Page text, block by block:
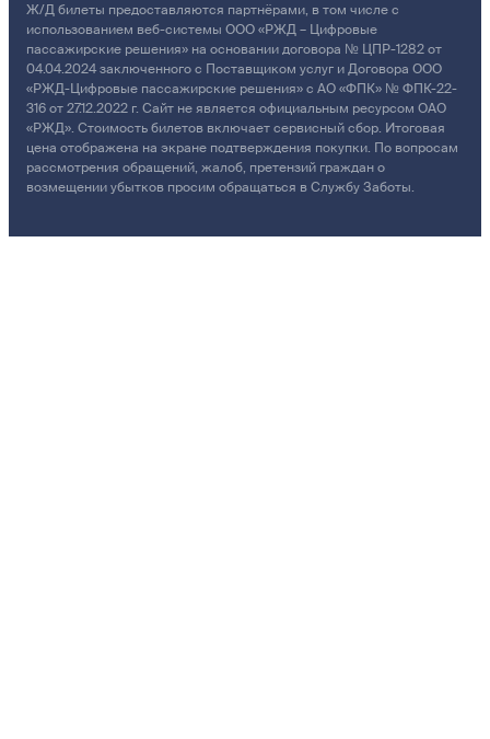
Ж/Д билеты предоставляются партнёрами, в том числе с
использованием веб-системы ООО «РЖД – Цифровые
пассажирские решения» на основании договора № ЦПР-1282 от
04.04.2024 заключенного с Поставщиком услуг и Договора ООО
«РЖД-Цифровые пассажирские решения» с АО «ФПК» № ФПК-22-
316 от 27.12.2022 г. Сайт не является официальным ресурсом ОАО
«РЖД». Стоимость билетов включает сервисный сбор. Итоговая
цена отображена на экране подтверждения покупки. По вопросам
рассмотрения обращений, жалоб, претензий граждан о
возмещении убытков просим обращаться в Службу Заботы.